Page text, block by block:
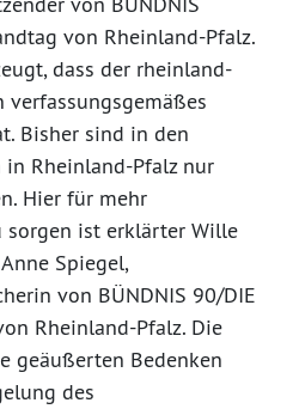
von Rheinland-Pfalz.
dass der rheinland-
Bisher sind in den
Rheinland-Pfalz nur
Hier für mehr
sorgen ist erklärter Wille
Spiegel,
von BÜNDNIS 90/DIE
Rheinland-Pfalz. Die
geäußerten Bedenken
des